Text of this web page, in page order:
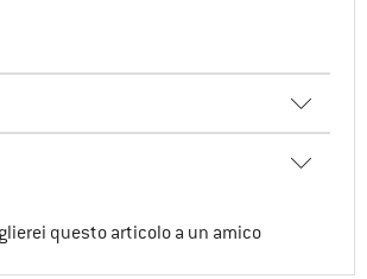
questo articolo a un amico